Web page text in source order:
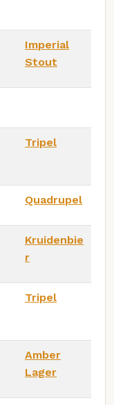
Imperial
Stout
Tripel
Quadrupel
Kruidenbie
r
Tripel
Amber
Lager